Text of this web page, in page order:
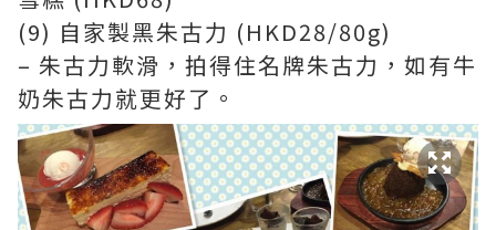
(9) 自家製黑朱古力 (HKD28/80g)
– 朱古力軟滑，拍得住名牌朱古力，如有牛
奶朱古力就更好了。